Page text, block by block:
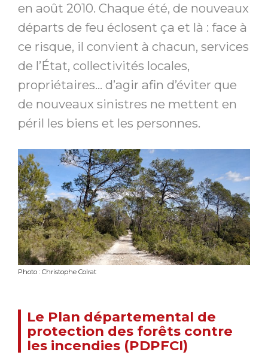
en août 2010. Chaque été, de nouveaux
départs de feu éclosent ça et là : face à
ce risque, il convient à chacun, services
de l’État, collectivités locales,
propriétaires… d’agir afin d’éviter que
de nouveaux sinistres ne mettent en
péril les biens et les personnes.
Photo : Christophe Colrat
Le Plan départemental de
protection des forêts contre
les incendies (PDPFCI)